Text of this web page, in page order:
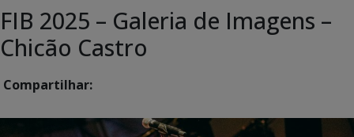
FIB 2025 – Galeria de Imagens –
Chicão Castro
Compartilhar: